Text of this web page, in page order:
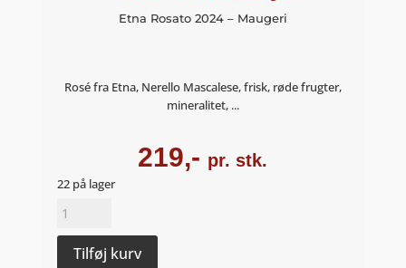
Etna Rosato 2024 – Maugeri
Rosé fra Etna, Nerello Mascalese, frisk, røde frugter,
mineralitet, ...
219,- pr. stk.
22 på lager
Etna
2024Tilføj kurv